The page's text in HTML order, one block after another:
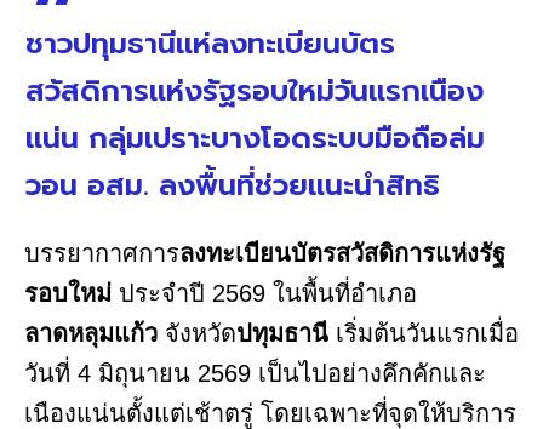
ชาวปทุมธานีแห่ลงทะเบียนบัตร
สวัสดิการแห่งรัฐรอบใหม่วันแรกเนือง
แน่น กลุ่มเปราะบางโอดระบบมือถือล่ม
วอน อสม. ลงพื้นที่ช่วยแนะนำสิทธิ
บรรยากาศการลงทะเบียนบัตรสวัสดิการแห่งรัฐ
รอบใหม่ ประจำปี 2569 ในพื้นที่อำเภอ
ลาดหลุมแก้ว จังหวัดปทุมธานี เริ่มต้นวันแรกเมื่อ
วันที่ 4 มิถุนายน 2569 เป็นไปอย่างคึกคักและ
เนืองแน่นตั้งแต่เช้าตรู่ โดยเฉพาะที่จุดให้บริการ